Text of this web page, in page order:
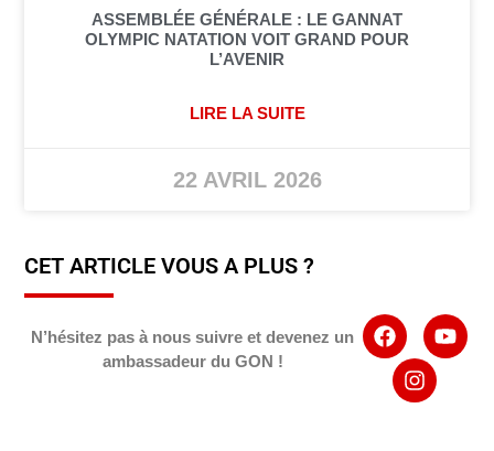
ASSEMBLÉE GÉNÉRALE : LE GANNAT
OLYMPIC NATATION VOIT GRAND POUR
L’AVENIR
LIRE LA SUITE
22 AVRIL 2026
CET ARTICLE VOUS A PLUS ?
N’hésitez pas à nous suivre et devenez un
ambassadeur du GON !